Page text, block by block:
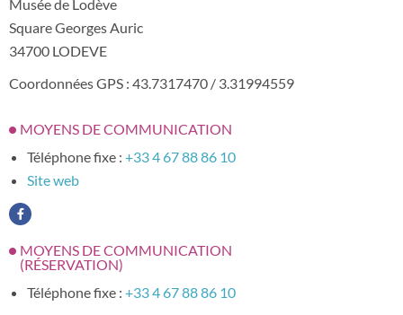
Musée de Lodève
Square Georges Auric
34700 LODEVE
Coordonnées GPS : 43.7317470 / 3.31994559
MOYENS DE COMMUNICATION
Téléphone fixe : +33 4 67 88 86 10
Site web
MOYENS DE COMMUNICATION
(RÉSERVATION)
Téléphone fixe : +33 4 67 88 86 10